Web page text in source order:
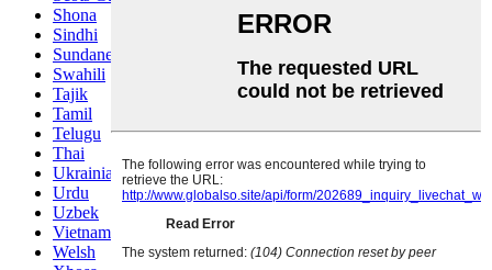
Shona
Sindhi
Sundanese
Swahili
Tajik
Tamil
Telugu
Thai
Ukrainian
Urdu
Uzbek
Vietnamese
Welsh